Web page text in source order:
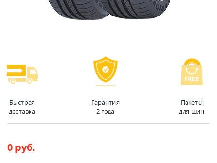
Быстрая
доставка
Гарантия
2 года
Пакеты
для шин
0 руб.